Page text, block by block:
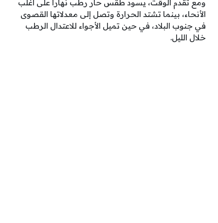
ومع تقدم الوقت، يسود طقس حار رطب نهاراً على أغلب
الأنحاء، بينما تشتد الحرارة وتصل إلى معدلاتها القصوى
في جنوب البلاد، في حين تميل الأجواء للاعتدال الرطب
خلال الليل.